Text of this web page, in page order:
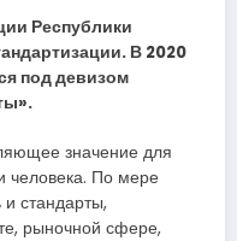
Республики
В 2020
под девизом
значение для
человека. По мере
и стандарты,
рыночной сфере,